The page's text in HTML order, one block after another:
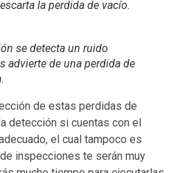
la perdida de vacío.
se detecta un ruido
advierte de una perdida de
de estas perdidas de
detección si cuentas con el
el cual tampoco es
inspecciones te serán muy